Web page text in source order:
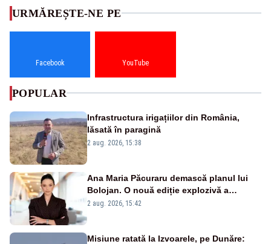
URMĂREȘTE-NE PE
Facebook YouTube
POPULAR
Infrastructura irigațiilor din România,
lăsată în paragină
2 aug. 2026, 15:38
Ana Maria Păcuraru demască planul lui
Bolojan. O nouă ediție explozivă a
emisiunii „Miza Zilei” la Realitatea PLUS
2 aug. 2026, 15:42
Misiune ratată la Izvoarele, pe Dunăre: